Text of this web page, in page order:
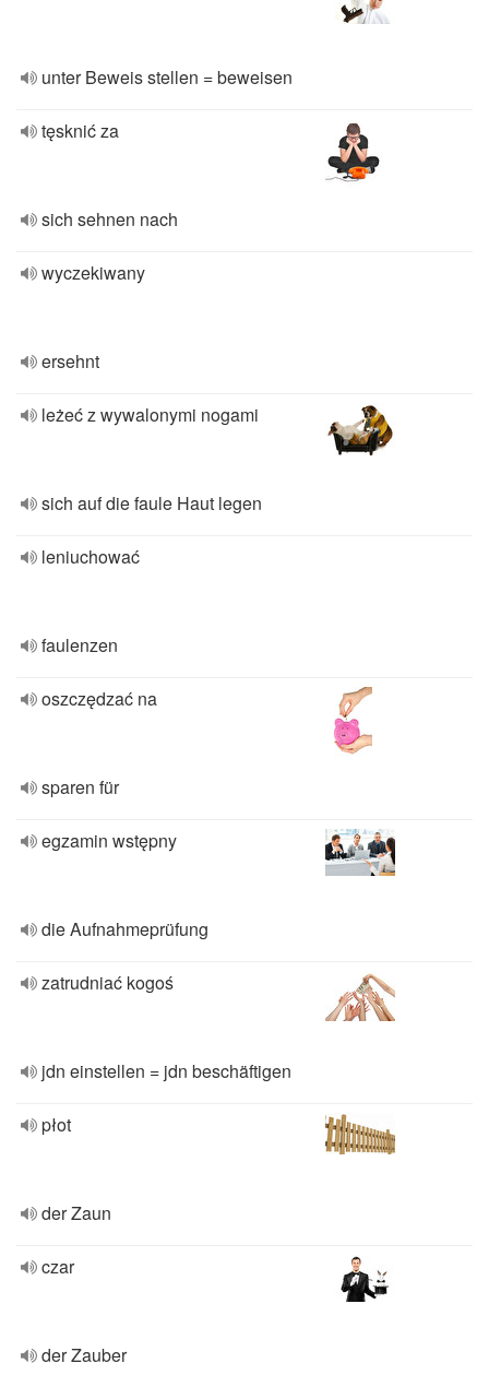
unter Beweis stellen = beweisen
tęsknić za
sich sehnen nach
wyczekiwany
ersehnt
leżeć z wywalonymi nogami
sich auf die faule Haut legen
leniuchować
faulenzen
oszczędzać na
sparen für
egzamin wstępny
die Aufnahmeprüfung
zatrudniać kogoś
jdn einstellen = jdn beschäftigen
płot
der Zaun
czar
der Zauber